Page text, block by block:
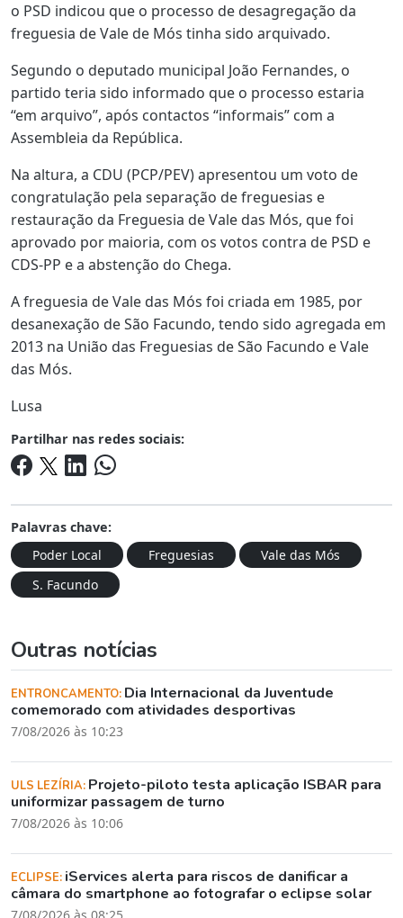
o PSD indicou que o processo de desagregação da
freguesia de Vale de Mós tinha sido arquivado.
Segundo o deputado municipal João Fernandes, o
partido teria sido informado que o processo estaria
“em arquivo”, após contactos “informais” com a
Assembleia da República.
Na altura, a CDU (PCP/PEV) apresentou um voto de
congratulação pela separação de freguesias e
restauração da Freguesia de Vale das Mós, que foi
aprovado por maioria, com os votos contra de PSD e
CDS-PP e a abstenção do Chega.
A freguesia de Vale das Mós foi criada em 1985, por
desanexação de São Facundo, tendo sido agregada em
2013 na União das Freguesias de São Facundo e Vale
das Mós.
Lusa
Partilhar nas redes sociais:
Palavras chave:
Poder Local
Freguesias
Vale das Mós
S. Facundo
Outras notícias
ENTRONCAMENTO: Dia Internacional da Juventude
comemorado com atividades desportivas
7/08/2026 às 10:23
ULS LEZÍRIA: Projeto-piloto testa aplicação ISBAR para
uniformizar passagem de turno
7/08/2026 às 10:06
ECLIPSE: iServices alerta para riscos de danificar a
câmara do smartphone ao fotografar o eclipse solar